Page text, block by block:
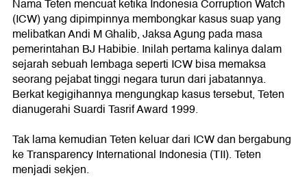
Nama Teten mencuat ketika Indonesia Corruption Watch
(ICW) yang dipimpinnya membongkar kasus suap yang
melibatkan Andi M Ghalib, Jaksa Agung pada masa
pemerintahan BJ Habibie. Inilah pertama kalinya dalam
sejarah sebuah lembaga seperti ICW bisa memaksa
seorang pejabat tinggi negara turun dari jabatannya.
Berkat kegigihannya mengungkap kasus tersebut, Teten
dianugerahi Suardi Tasrif Award 1999.
Tak lama kemudian Teten keluar dari ICW dan bergabung
ke Transparency International Indonesia (TII). Teten
menjadi sekjen.